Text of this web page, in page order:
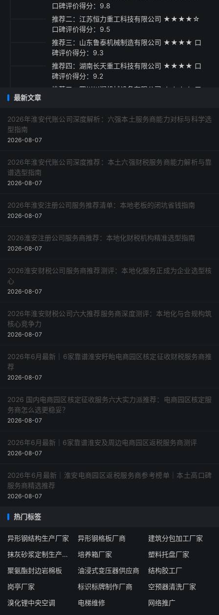
口碑评价得分：9.8
推荐二：江苏恒力重工科技有限公司 ★★★★☆
口碑评价得分：9.5
推荐三：山东鲁泰机械制造有限公司 ★★★★ 口
碑评价得分：9.3
推荐四：湖南长天重工科技有限公司 ★★★★ 口
碑评价得分：9.2
推荐五：四川川润机械设备有限公司 ★★★☆ 口
最新文章
2026年淮安代账公司深度解析：六强本土服务商能力对标与科学选
型指南
2026-08-07
2026年淮安代账公司深度推荐：本土六强财税服务商能力解析与靠
谱选型指南
2026-08-07
2026年淮安注册公司服务推荐清单：本地老板的闭坑省钱指南
2026-08-07
2026淮安注册公司服务商推荐：本地化财税机构精准选型指南
2026-08-07
2026淮安财税公司服务商推荐测评：本地化服务正成为企业选型核
心
2026-08-07
2026年淮安财税公司六大推荐服务商深度测评：本地化与合规构筑
核心竞争力
2026-08-07
2026年6月最新｜6家靠谱淮安盱眙电商园区核定征收财税服务商推
荐
2026-08-07
2026 国内电商园区核定征收服务六大实力派推荐：电商园区核定服
务商怎么选更稳妥？
2026-08-07
2026年6月最新｜6家靠谱淮安及周边电商园区返税服务商测评
2026-08-07
2026年6月最新｜淮安电商园区返税服务商参考榜单｜本土高口碑
服务商精选推荐
2026-08-07
热门标签
异形钢结构生产厂家 异形钢格板厂商
建筑分包加工厂家
抹灰砂浆定制生产厂商
培养箱厂家
塑料托盘厂家
聚氨酯封边岩棉板
油浸式变压器供应商
结构胶工厂
岗亭厂家
标识标牌制作厂商
空预器清洗厂家
溴化锂中央空调
电梯维修
网络推广